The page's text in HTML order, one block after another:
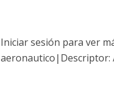
Iniciar sesión para ver
aeronautico|Descriptor: